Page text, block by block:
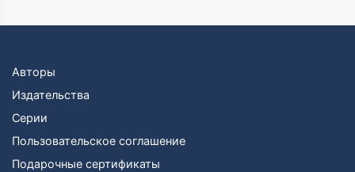
Авторы
Издательства
Серии
Пользовательское соглашение
Подарочные сертификаты